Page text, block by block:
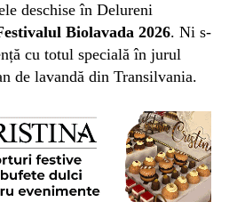
deschise în Delureni
Biolavada 2026. Ni s-
cu totul specială în jurul
de lavandă din Transilvania.